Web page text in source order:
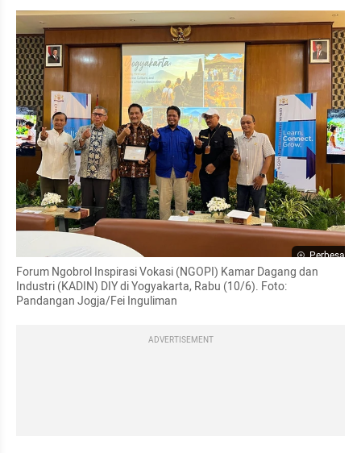
Perbesar
Forum Ngobrol Inspirasi Vokasi (NGOPI) Kamar Dagang dan
Industri (KADIN) DIY di Yogyakarta, Rabu (10/6). Foto:
Pandangan Jogja/Fei Inguliman
ADVERTISEMENT